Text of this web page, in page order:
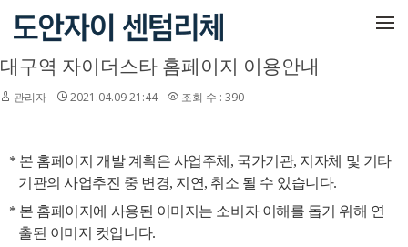
메뉴 건너뛰기
대구역 자이더스타 홈페이지 이용안내
관리자 2021.04.09 21:44 조회 수 : 390
* 본 홈페이지 개발 계획은 사업주체, 국가기관, 지자체 및 기타
기관의 사업추진 중 변경, 지연, 취소 될 수 있습니다.
* 본 홈페이지에 사용된 이미지는 소비자 이해를 돕기 위해 연
출된 이미지 컷입니다.